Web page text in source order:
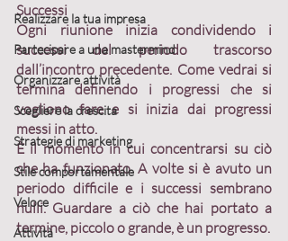
Realizzare la tua impresa
Partecipare a una mastermind
Organizzare attività
Scegliere la crescita
Strategie di marketing
Stile comportamentale
Veloce
Attività
Successi
Ogni riunione inizia condividendo i
successi del periodo trascorso
dall’incontro precedente. Come vedrai si
termina definendo i progressi che si
vogliono fare e si inizia dai progressi
messi in atto.
È il momento in cui concentrarsi su ciò
che ha funzionato. A volte si è avuto un
periodo difficile e i successi sembrano
nulli. Guardare a ciò che hai portato a
termine, piccolo o grande, è un progresso.